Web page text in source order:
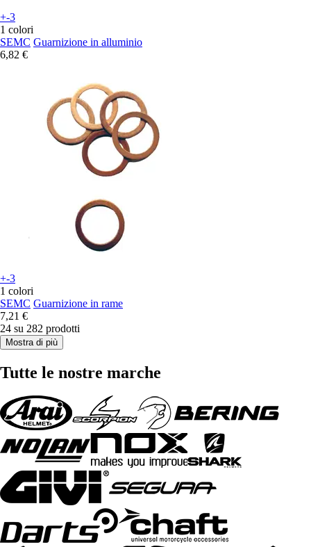
+-3
1 colori
SEMC Guarnizione in alluminio
6,82 €
+-3
1 colori
SEMC Guarnizione in rame
7,21 €
24 su 282 prodotti
Mostra di più
Tutte le nostre marche